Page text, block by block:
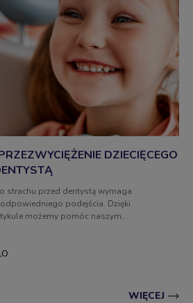
DZIECIĘCEGO
strachu przed dentystą wymaga
podejścia. Dzięki
możemy pomóc naszym
WIĘCEJ